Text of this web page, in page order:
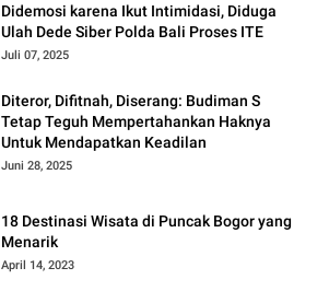
Didemosi karena Ikut Intimidasi, Diduga
Ulah Dede Siber Polda Bali Proses ITE
Juli 07, 2025
Diteror, Difitnah, Diserang: Budiman S
Tetap Teguh Mempertahankan Haknya
Untuk Mendapatkan Keadilan
Juni 28, 2025
18 Destinasi Wisata di Puncak Bogor yang
Menarik
April 14, 2023